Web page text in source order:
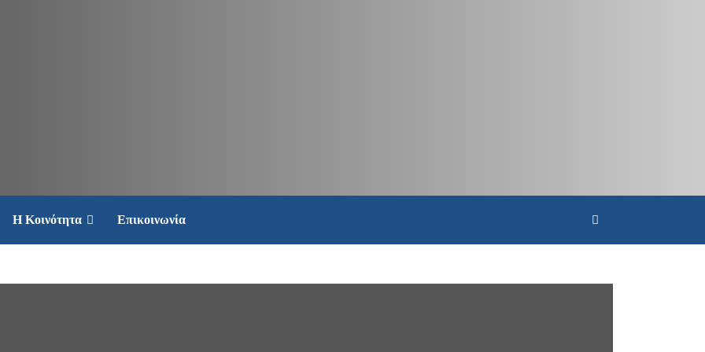
Η Κοινότητα Επικοινωνία